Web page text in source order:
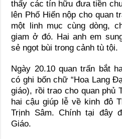
thấy các tín hữu đưa tiền
lên Phố Hiến nộp cho quan
một linh mục cùng dòng,
giam ở đó. Hai anh em
sẻ ngọt bùi trong cảnh tù tội.
Ngày 20.10 quan trấn bắt
có ghi bốn chữ “Hoa Lang
giáo), rồi trao cho quan phủ
hai cậu giúp lễ về kinh đô
Trịnh Sâm. Chính tại đây
Giáo.